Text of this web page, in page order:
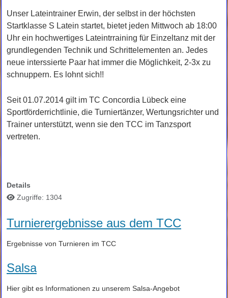
Unser Lateintrainer Erwin, der selbst in der höchsten
Startklasse S Latein startet, bietet jeden Mittwoch ab 18:00
Uhr ein hochwertiges Lateintrraining für Einzeltanz mit der
grundlegenden Technik und Schrittelementen an. Jedes
neue interssierte Paar hat immer die Möglichkeit, 2-3x zu
schnuppern. Es lohnt sich!!
Seit 01.07.2014 gilt im TC Concordia Lübeck eine
Sportförderrichtlinie, die Turniertänzer, Wertungsrichter und
Trainer unterstützt, wenn sie den TCC im Tanzsport
vertreten.
Details
Zugriffe: 1304
Turnierergebnisse aus dem TCC
Ergebnisse von Turnieren im TCC
Salsa
Hier gibt es Informationen zu unserem Salsa-Angebot